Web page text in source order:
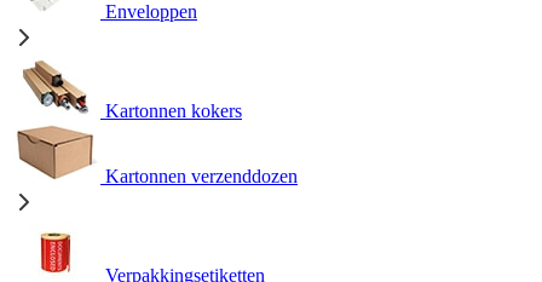
Enveloppen
Kartonnen kokers
Kartonnen verzenddozen
Verpakkingsetiketten